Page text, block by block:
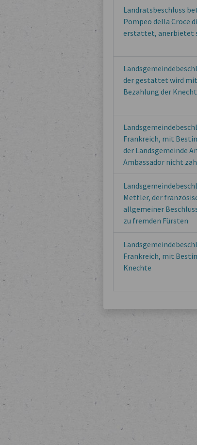
Landratsbeschluss
Pompeo della Croce
erstattet, anerbietet
der gestattet wird
Bezahlung der
Frankreich, mit
der Landsgemeinde
Ambassador nicht
Mettler, der
allgemeiner
zu fremden Fürsten
Frankreich, mit
Knechte